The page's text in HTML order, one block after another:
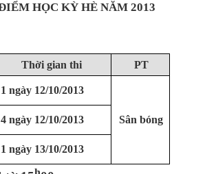
HỌC KỲ HÈ NĂM 2013
Thời gian thi
PT
ngày 12/10/2013
Sân bóng
ngày 12/10/2013
ngày 13/10/2013